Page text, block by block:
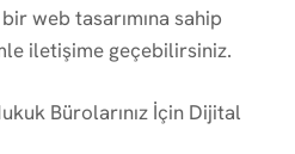
web tasarımına sahip
iletişime geçebilirsiniz.
Bürolarınız İçin Dijital